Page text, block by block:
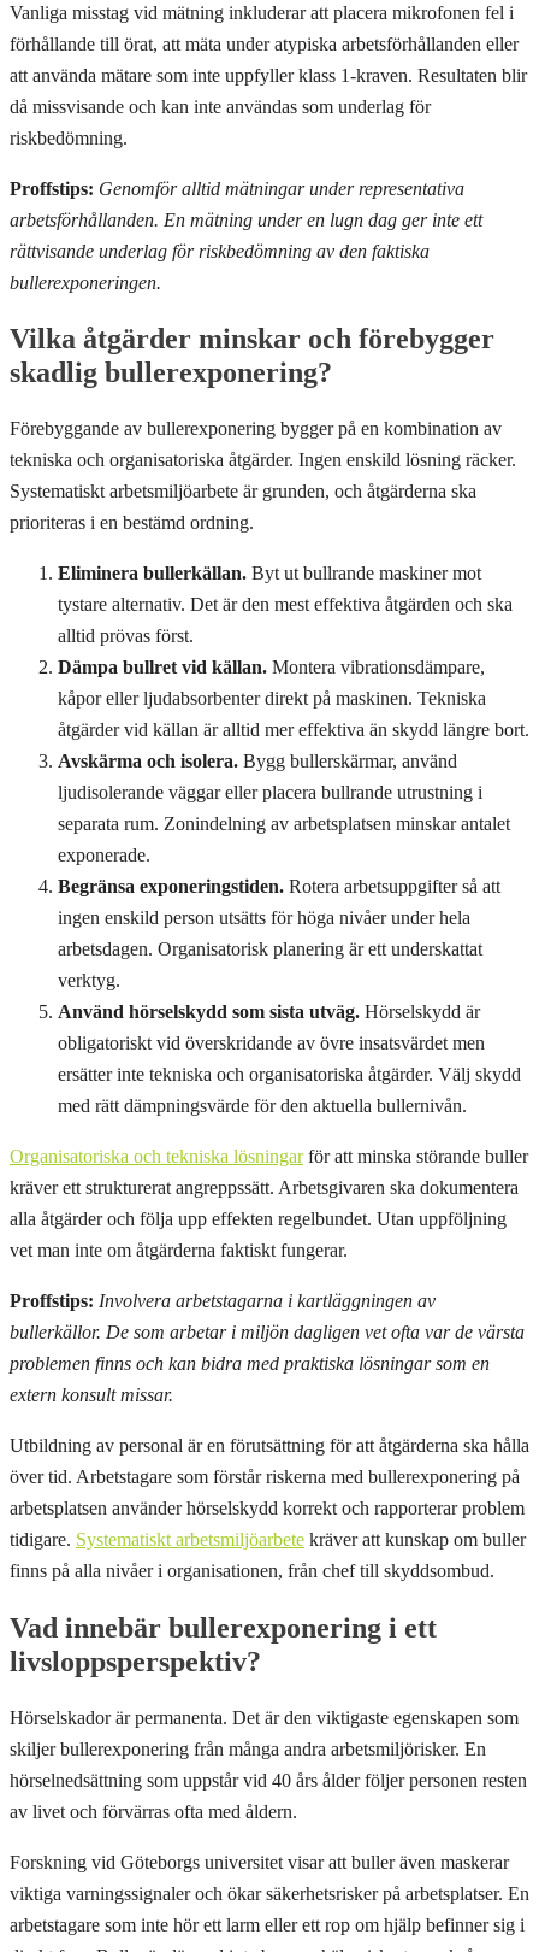
Vanliga misstag vid mätning inkluderar att placera mikrofonen fel i
förhållande till örat, att mäta under atypiska arbetsförhållanden eller
att använda mätare som inte uppfyller klass 1-kraven. Resultaten blir
då missvisande och kan inte användas som underlag för
riskbedömning.
Proffstips: Genomför alltid mätningar under representativa
arbetsförhållanden. En mätning under en lugn dag ger inte ett
rättvisande underlag för riskbedömning av den faktiska
bullerexponeringen.
Vilka åtgärder minskar och förebygger
skadlig bullerexponering?
Förebyggande av bullerexponering bygger på en kombination av
tekniska och organisatoriska åtgärder. Ingen enskild lösning räcker.
Systematiskt arbetsmiljöarbete är grunden, och åtgärderna ska
prioriteras i en bestämd ordning.
Eliminera bullerkällan. Byt ut bullrande maskiner mot
tystare alternativ. Det är den mest effektiva åtgärden och ska
alltid prövas först.
Dämpa bullret vid källan. Montera vibrationsdämpare,
kåpor eller ljudabsorbenter direkt på maskinen. Tekniska
åtgärder vid källan är alltid mer effektiva än skydd längre bort.
Avskärma och isolera. Bygg bullerskärmar, använd
ljudisolerande väggar eller placera bullrande utrustning i
separata rum. Zonindelning av arbetsplatsen minskar antalet
exponerade.
Begränsa exponeringstiden. Rotera arbetsuppgifter så att
ingen enskild person utsätts för höga nivåer under hela
arbetsdagen. Organisatorisk planering är ett underskattat
verktyg.
Använd hörselskydd som sista utväg. Hörselskydd är
obligatoriskt vid överskridande av övre insatsvärdet men
ersätter inte tekniska och organisatoriska åtgärder. Välj skydd
med rätt dämpningsvärde för den aktuella bullernivån.
Organisatoriska och tekniska lösningarför att minska störande buller
kräver ett strukturerat angreppssätt. Arbetsgivaren ska dokumentera
alla åtgärder och följa upp effekten regelbundet. Utan uppföljning
vet man inte om åtgärderna faktiskt fungerar.
Proffstips: Involvera arbetstagarna i kartläggningen av
bullerkällor. De som arbetar i miljön dagligen vet ofta var de värsta
problemen finns och kan bidra med praktiska lösningar som en
extern konsult missar.
Utbildning av personal är en förutsättning för att åtgärderna ska hålla
över tid. Arbetstagare som förstår riskerna med bullerexponering på
arbetsplatsen använder hörselskydd korrekt och rapporterar problem
tidigare. Systematiskt arbetsmiljöarbete kräver att kunskap om buller
finns på alla nivåer i organisationen, från chef till skyddsombud.
Vad innebär bullerexponering i ett
livsloppsperspektiv?
Hörselskador är permanenta. Det är den viktigaste egenskapen som
skiljer bullerexponering från många andra arbetsmiljörisker. En
hörselnedsättning som uppstår vid 40 års ålder följer personen resten
av livet och förvärras ofta med åldern.
Forskning vid Göteborgs universitet visar att buller även maskerar
viktiga varningssignaler och ökar säkerhetsrisker på arbetsplatser. En
arbetstagare som inte hör ett larm eller ett rop om hjälp befinner sig i